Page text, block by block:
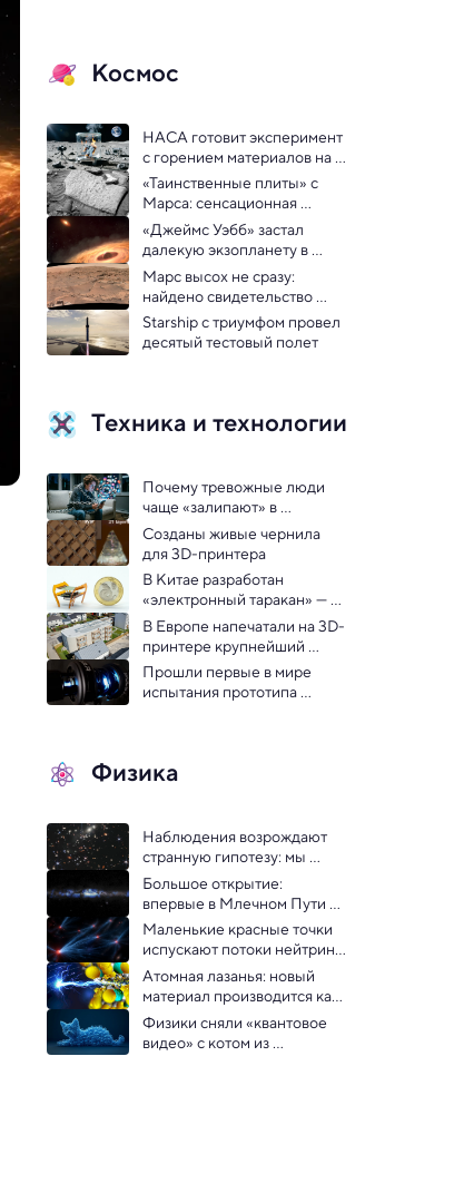
Космос
НАСА готовит эксперимент
с горением материалов на
Луне — и вот зачем
«Таинственные плиты» с
Марса: сенсационная
находка Curiosity?
«Джеймс Уэбб» застал
далекую экзопланету в
процессе рождения луны
Марс высох не сразу:
найдено свидетельство
долгой циркуляции воды
под землей
Starship с триумфом провел
десятый тестовый полет
Техника и технологии
Почему тревожные люди
чаще «залипают» в
соцсетях: выяснили
психологи
Созданы живые чернила
для 3D-принтера
В Китае разработан
«электронный таракан» —
видео
В Европе напечатали на 3D-
принтере крупнейший
жилой дом: видео
Прошли первые в мире
испытания прототипа
Физика
Наблюдения возрождают
странную гипотезу: мы
можем находиться внутри
черной дыры
Большое открытие:
впервые в Млечном Пути
найдены источники
нейтрино высоких энергий
Маленькие красные точки
испускают потоки нейтрино,
допустили астрофизики
Атомная лазанья: новый
материал производится как
пластик, а электричество
проводит как металл
Физики сняли «квантовое
видео» с котом из